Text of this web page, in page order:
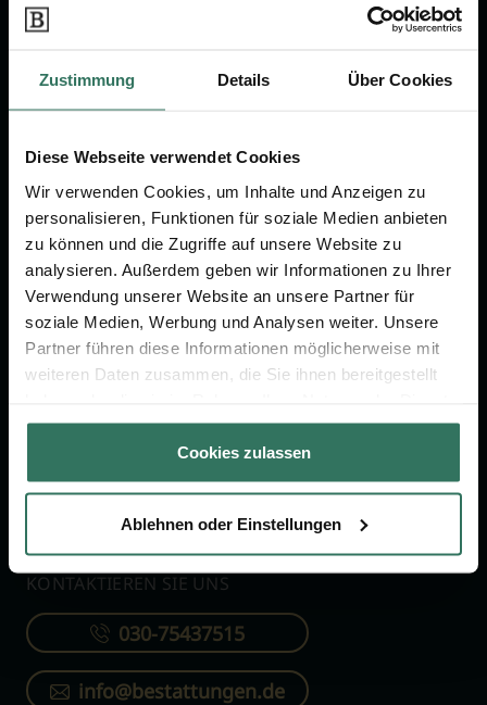
Zustimmung Details Über Cookies
Diese Webseite verwendet Cookies
Wir verwenden Cookies, um Inhalte und Anzeigen zu
personalisieren, Funktionen für soziale Medien anbieten
zu können und die Zugriffe auf unsere Website zu
analysieren. Außerdem geben wir Informationen zu Ihrer
Verwendung unserer Website an unsere Partner für
soziale Medien, Werbung und Analysen weiter. Unsere
Partner führen diese Informationen möglicherweise mit
weiteren Daten zusammen, die Sie ihnen bereitgestellt
gesammelt haben.
Cookies zulassen
Ablehnen oder Einstellungen
Wir sind Ihr Ansprechpartner rund
um das Thema Bestattung &
Vorsorge.
FÜR SIE
Vergleich
Ratgeber
Verzeichnis
Für Bestatter
FÜR BESTATTER
Online-Portal
Kostenlos registrieren
KONTAKTIEREN SIE UNS
030-75437515
info@bestattungen.de